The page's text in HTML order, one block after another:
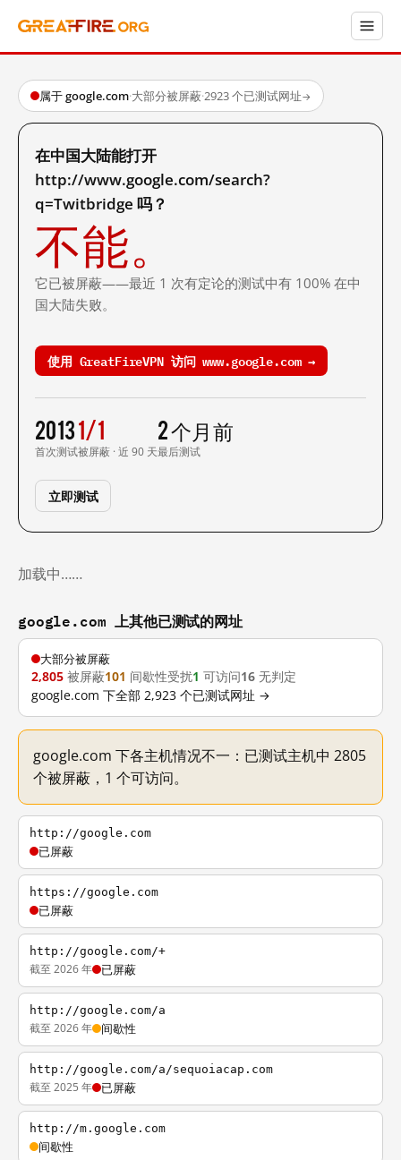
属于 google.com·大部分被屏蔽·2923 个已测试网址→
在中国大陆能打开
http://www.google.com/search?
q=Twitbridge 吗？
不能。
它已被屏蔽——最近 1 次有定论的测试中有 100% 在中
国大陆失败。
使用 GreatFireVPN 访问 www.google.com →
2013
首次测试
1/1
被屏蔽 · 近 90 天
2 个月前
最后测试
立即测试
加载中……
google.com 上其他已测试的网址
大部分被屏蔽
2,805 被屏蔽101 间歇性受扰1 可访问16 无判定
google.com 下全部 2,923 个已测试网址 →
google.com 下各主机情况不一：已测试主机中 2805
个被屏蔽，1 个可访问。
http://google.com
已屏蔽
https://google.com
已屏蔽
http://google.com/+
截至 2026 年 已屏蔽
http://google.com/a
截至 2026 年 间歇性
http://google.com/a/sequoiacap.com
截至 2025 年 已屏蔽
http://m.google.com
间歇性